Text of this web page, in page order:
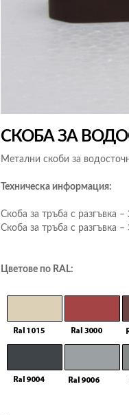
СКОБА ЗА
Метални скоби за
Техническа информация:
Скоба за тръба с разгъвка
Скоба за тръба с разгъвка
Цветове по RAL: